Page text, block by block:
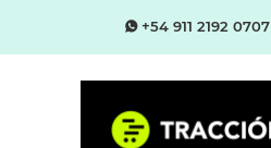
+54 911 2192 0707